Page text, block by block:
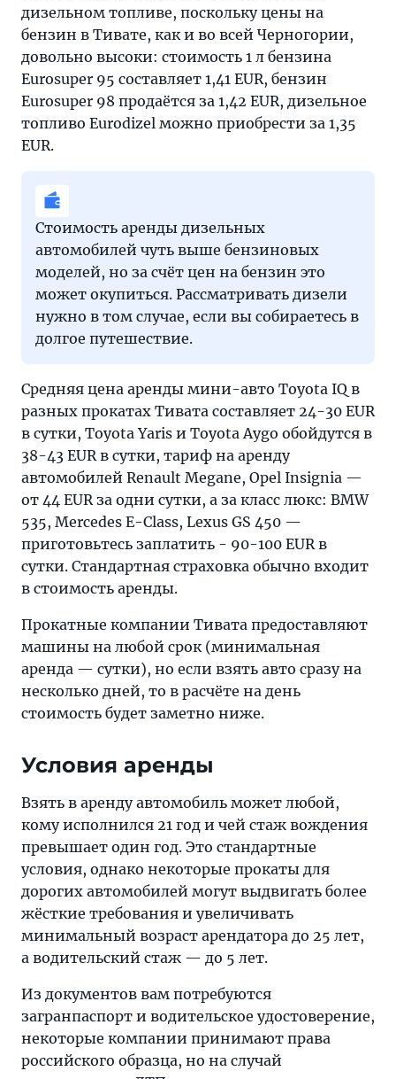
дизельном топливе, поскольку цены на
бензин в Тивате, как и во всей Черногории,
довольно высоки: стоимость 1 л бензина
Eurosuper 95 составляет 1,41 EUR, бензин
Eurosuper 98 продаётся за 1,42 EUR, дизельное
топливо Eurodizel можно приобрести за 1,35
EUR.
Стоимость аренды дизельных
автомобилей чуть выше бензиновых
моделей, но за счёт цен на бензин это
может окупиться. Рассматривать дизели
нужно в том случае, если вы собираетесь в
долгое путешествие.
Средняя цена аренды мини-авто Toyota IQ в
разных прокатах Тивата составляет 24-30 EUR
в сутки, Toyota Yaris и Toyota Aygo обойдутся в
38-43 EUR в сутки, тариф на аренду
автомобилей Renault Megane, Opel Insignia —
от 44 EUR за одни сутки, а за класс люкс: BMW
535, Mercedes E-Class, Lexus GS 450 —
приготовьтесь заплатить - 90-100 EUR в
сутки. Стандартная страховка обычно входит
в стоимость аренды.
Прокатные компании Тивата предоставляют
машины на любой срок (минимальная
аренда — сутки), но если взять авто сразу на
несколько дней, то в расчёте на день
стоимость будет заметно ниже.
Условия аренды
Взять в аренду автомобиль может любой,
кому исполнился 21 год и чей стаж вождения
превышает один год. Это стандартные
условия, однако некоторые прокаты для
дорогих автомобилей могут выдвигать более
жёсткие требования и увеличивать
минимальный возраст арендатора до 25 лет,
а водительский стаж — до 5 лет.
Из документов вам потребуются
загранпаспорт и водительское удостоверение,
некоторые компании принимают права
российского образца, но на случай